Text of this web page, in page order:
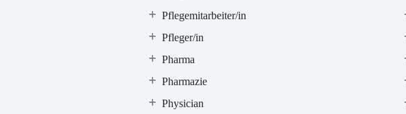
Pflegemitarbeiter/in
Pfleger/in
Pharma
Pharmazie
Physician